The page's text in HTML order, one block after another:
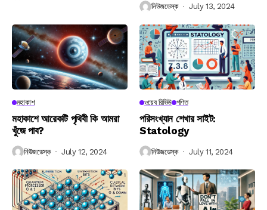
নিউজডেস্ক July 13, 2024
মহাকাশ
মহাকাশে আরেকটি পৃথিবী কি আমরা
খুঁজে পাব?
নিউজডেস্ক July 12, 2024
ওয়েব রিভিউ গণিত
পরিসংখ্যান শেখার সাইট:
Statology
নিউজডেস্ক July 11, 2024